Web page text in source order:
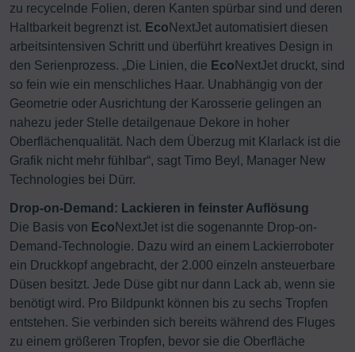
zu recycelnde Folien, deren Kanten spürbar sind und deren
Haltbarkeit begrenzt ist. Eco NextJet automatisiert diesen
arbeitsintensiven Schritt und überführt kreatives Design in
den Serienprozess. „Die Linien, die Eco NextJet druckt, sind
so fein wie ein menschliches Haar. Unabhängig von der
Geometrie oder Ausrichtung der Karosserie gelingen an
nahezu jeder Stelle detailgenaue Dekore in hoher
Oberflächenqualität. Nach dem Überzug mit Klarlack ist die
Grafik nicht mehr fühlbar“, sagt Timo Beyl, Manager New
Technologies bei Dürr.
Drop-on-Demand: Lackieren in feinster Auflösung
Die Basis von Eco NextJet ist die sogenannte Drop-on-
Demand-Technologie. Dazu wird an einem Lackierroboter
ein Druckkopf angebracht, der 2.000 einzeln ansteuerbare
Düsen besitzt. Jede Düse gibt nur dann Lack ab, wenn sie
benötigt wird. Pro Bildpunkt können bis zu sechs Tropfen
entstehen. Sie verbinden sich bereits während des Fluges
zu einem größeren Tropfen, bevor sie die Oberfläche